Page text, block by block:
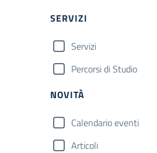
SERVIZI
Servizi
Percorsi di Studio
NOVITÀ
Calendario eventi
Articoli